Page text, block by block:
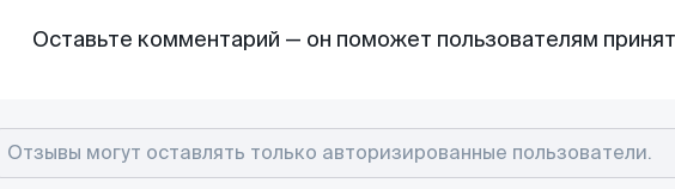
Оставьте комментарий — он поможет пользователям